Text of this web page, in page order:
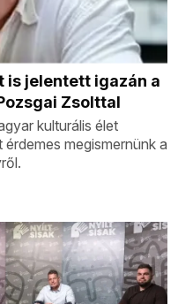
is jelentett igazán a
Zsolttal
kulturális élet
megismernünk a